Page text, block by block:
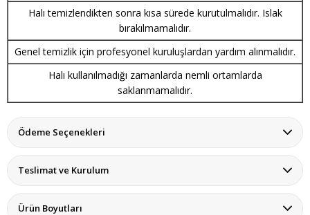
Halı temizlendikten sonra kısa sürede kurutulmalıdır. Islak
bırakılmamalıdır.
Genel temizlik için profesyonel kuruluşlardan yardım alınmalıdır.
Halı kullanılmadığı zamanlarda nemli ortamlarda
saklanmamalıdır.
Ödeme Seçenekleri
Teslimat ve Kurulum
Ürün Boyutları